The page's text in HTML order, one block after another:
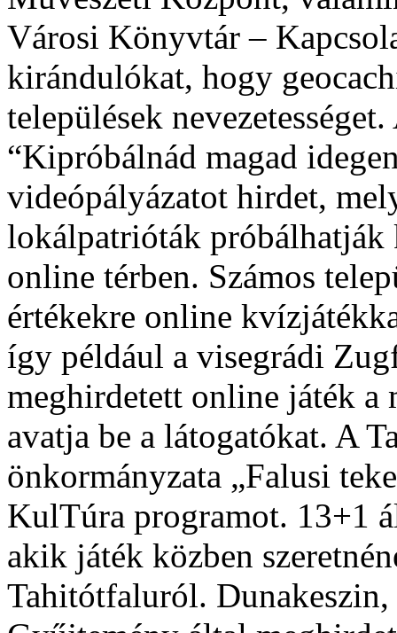
Városi Könyvtár –
kirándulókat, hogy
települések
“Kipróbálnád magad
videópályázatot hirdet,
lokálpatrióták próbálhatják
online térben. Számos
értékekre online
így például a visegrádi
meghirdetett online játék a
avatja be a látogatókat. A
önkormányzata „Falusi
KulTúra programot. 13+1
akik játék közben
Tahitótfaluról.